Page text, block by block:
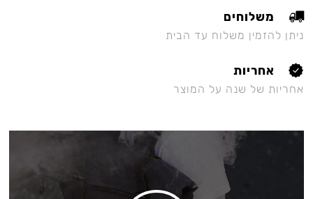
משלוחים
ניתן להזמין משלוח עד הבית
אחריות
אחריות של שנה על המוצר